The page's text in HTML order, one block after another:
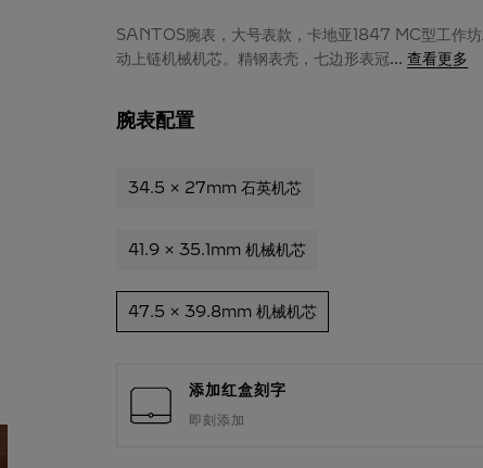
SANTOS腕表，大号表款，卡地亚1847 MC型工作坊
动上链机械机芯。精钢表壳，七边形表冠... 查看更多
腕表配置
34.5 x 27mm 石英机芯
41.9 x 35.1mm 机械机芯
47.5 x 39.8mm 机械机芯
添加红盒刻字
即刻添加